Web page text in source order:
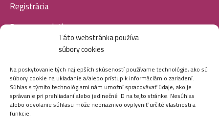
Táto webstránka používa
súbory cookies
Na poskytovanie tých najlepších skúseností používame technológie, ako sú
súbory cookie na ukladanie a/alebo prístup k informáciám o zariadení.
Súhlas s týmito technológiami nám umožní spracovávať údaje, ako je
správanie pri prehliadaní alebo jedinečné ID na tejto stránke. Nesúhlas
alebo odvolanie súhlasu môže nepriaznivo ovplyvniť určité vlastnosti a
funkcie.
Registrácia
Doprava a platba
SOCIÁLNE SIETE